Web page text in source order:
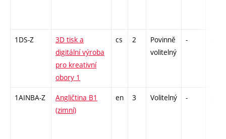
1DS-Z
3D tisk a
digitální výroba
pro kreativní
obory 1
cs 2
Povinně
volitelný
-
1AINBA-Z
Angličtina B1
(zimní)
en 3 Volitelný -